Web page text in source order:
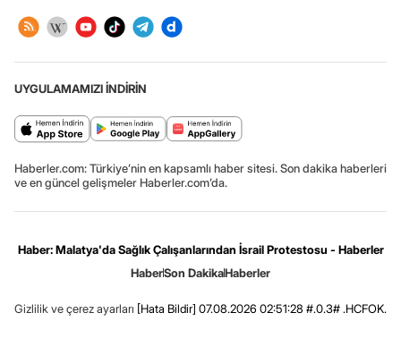
UYGULAMAMIZI İNDİRİN
Haberler.com: Türkiye’nin en kapsamlı haber sitesi. Son dakika haberleri
ve en güncel gelişmeler Haberler.com’da.
Haber: Malatya'da Sağlık Çalışanlarından İsrail Protestosu - Haberler
HaberSon DakikaHaberler
Gizlilik ve çerez ayarları [Hata Bildir] 07.08.2026 02:51:28 #.0.3# .HCFOK.